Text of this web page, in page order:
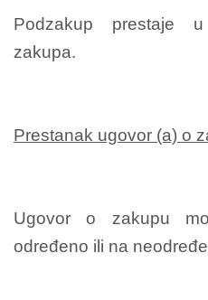
Podzakup prestaje
zakupa.
Prestanak ugovor (a) o
Ugovor o zakupu
određeno ili na